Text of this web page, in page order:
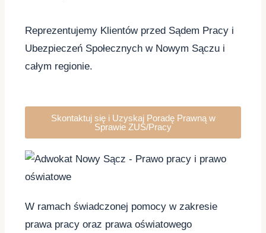
Reprezentujemy Klientów przed Sądem Pracy i
Ubezpieczeń Społecznych w Nowym Sączu i
całym regionie.
Skontaktuj się i Uzyskaj Poradę Prawną w
Sprawie ZUS/Pracy
W ramach świadczonej pomocy w zakresie
prawa pracy oraz prawa oświatowego